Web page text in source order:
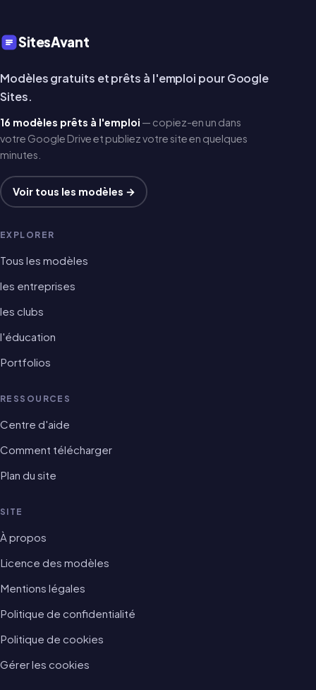
SitesAvant
Modèles gratuits et prêts à l'emploi pour Google
Sites.
16 modèles prêts à l'emploi — copiez-en un dans
votre Google Drive et publiez votre site en quelques
minutes.
Voir tous les modèles →
EXPLORER
Tous les modèles
les entreprises
les clubs
l'éducation
Portfolios
RESSOURCES
Centre d'aide
Comment télécharger
Plan du site
SITE
À propos
Licence des modèles
Mentions légales
Politique de confidentialité
Politique de cookies
Gérer les cookies